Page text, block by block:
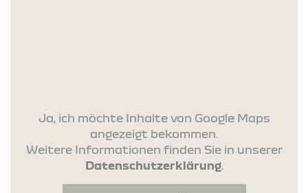
Ja, ich möchte Inhalte von Google Maps
angezeigt bekommen.
Weitere Informationen finden Sie in unserer
Datenschutzerklärung.